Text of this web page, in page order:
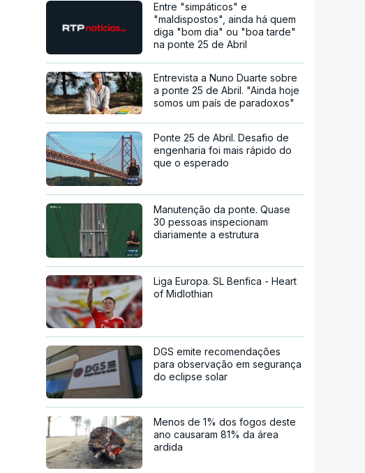
Entre "simpáticos" e
"maldispostos", ainda há quem
diga "bom dia" ou "boa tarde"
na ponte 25 de Abril
Entrevista a Nuno Duarte sobre
a ponte 25 de Abril. "Ainda hoje
somos um país de paradoxos"
Ponte 25 de Abril. Desafio de
engenharia foi mais rápido do
que o esperado
Manutenção da ponte. Quase
30 pessoas inspecionam
diariamente a estrutura
Liga Europa. SL Benfica - Heart
of Midlothian
DGS emite recomendações
para observação em segurança
do eclipse solar
Menos de 1% dos fogos deste
ano causaram 81% da área
ardida